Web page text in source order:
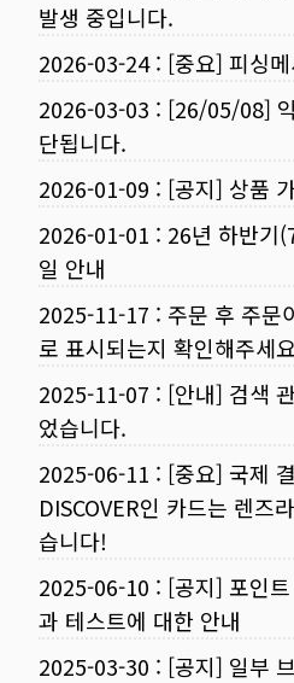
발생 중입니다.
2026-03-24: [중요] 피싱
2026-03-03 : [26/05/08]
단됩니다.
2026-01-09 : [공지] 상품
2026-01-01 : 26년 하반기
일 안내
2025-11-17 : 주문 후 주문
로 표시되는지 확인해주세
2025-11-07 : [안내] 검색
었습니다.
2025-06-11 : [중요] 국제
DISCOVER인 카드는 렌즈
습니다!
2025-06-10 : [공지] 포인
과 테스트에 대한 안내
2025-03-30 : [공지] 일부